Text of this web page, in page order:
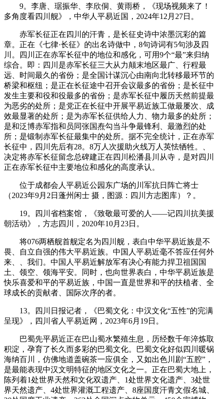
9。李唐、琚振华、李欣侗、黄雨桥，《现场视频来了！
多角度看四川舰》，中华人平易近国，2024年12月27日。
赤军长征正在四川的汗青，是长征史诗中浓墨沉彩的篇
章。正在《七律·长征》的出名诗做中，8句诗词有5句涉及四
川。四川正在赤军长征中的地位和感化，可用9个“最”来归纳
综合。即：四川是赤军长征三大从力颠末地区最广、行程最
远、时间最久的省份；是全国计谋沉心由南向北转移最环节的
桥梁和枢纽；是正在长征途中召开会议最多的省份；是长征中
发生主要和役和役最多的省份；是赤军长征中履历天然前提最
为恶劣的处所；是党正在长征中开展平易近族工做最屡次、成
效最显著的处所；是为赤军长征供给人力、物力最多的处所；
是和泛博赤军指和员同张国焘勾当斗争最锋利、最激烈的处
所；是锻制赤军长征最集中的处所。据不完全统计，正在赤军
长征中，四川先后有28。8万人次援助火线万人英怯牺牲。、
决定将赤军长征留念总碑建正在四川松潘县川从寺，是对四川
正在赤军长征中主要地位和感化的高度承认。
位于成都会人平易近公园东广场的川军抗日阵亡将士
（2023年9月2日蓬州闲士 摄，图源：四川方志图库）？。
19。四川省档案馆，《致敬最可爱的人——记四川抗美援
朝活动》，方志四川，2020年10月23日。
将076两栖舰‌首舰定名为四川舰，表白中华平易近族是不
畏、自立自强的伟大平易近族。中国人平易近毫不答应任何外
来、、我们。中国人平易近解放军有决心有能力捍卫祖国国
土、领空、领海平安。同时，也向世界表白，中华平易近族是
快乐喜爱和平的平易近族，中国一直是世界和平的扶植者、全
球成长的贡献者、国际次序的者。
13。四川日报记者，《巴蜀文化：中汉文化“五性”的完满
呈现》，四川省人平易近网，2023年6月19日。
巴蜀先平易近正在巴山蜀水繁殖生息，历经数千年淬炼取
积淀，孕育了长久而多彩的巴蜀文化。巴蜀文化好似四川暖锅
海纳百川，仿佛地道盖碗茶一应俱全，又如出色川剧“五腔”，
是最能表现中汉文明特征的地区文化之一。正在巴蜀大地上，
陈列着1处世界天然和文化双遗产、1处世界文化遗产、3处世
界天然遗产、4处世界灌溉工程遗产、8座国度汗青文假名城、